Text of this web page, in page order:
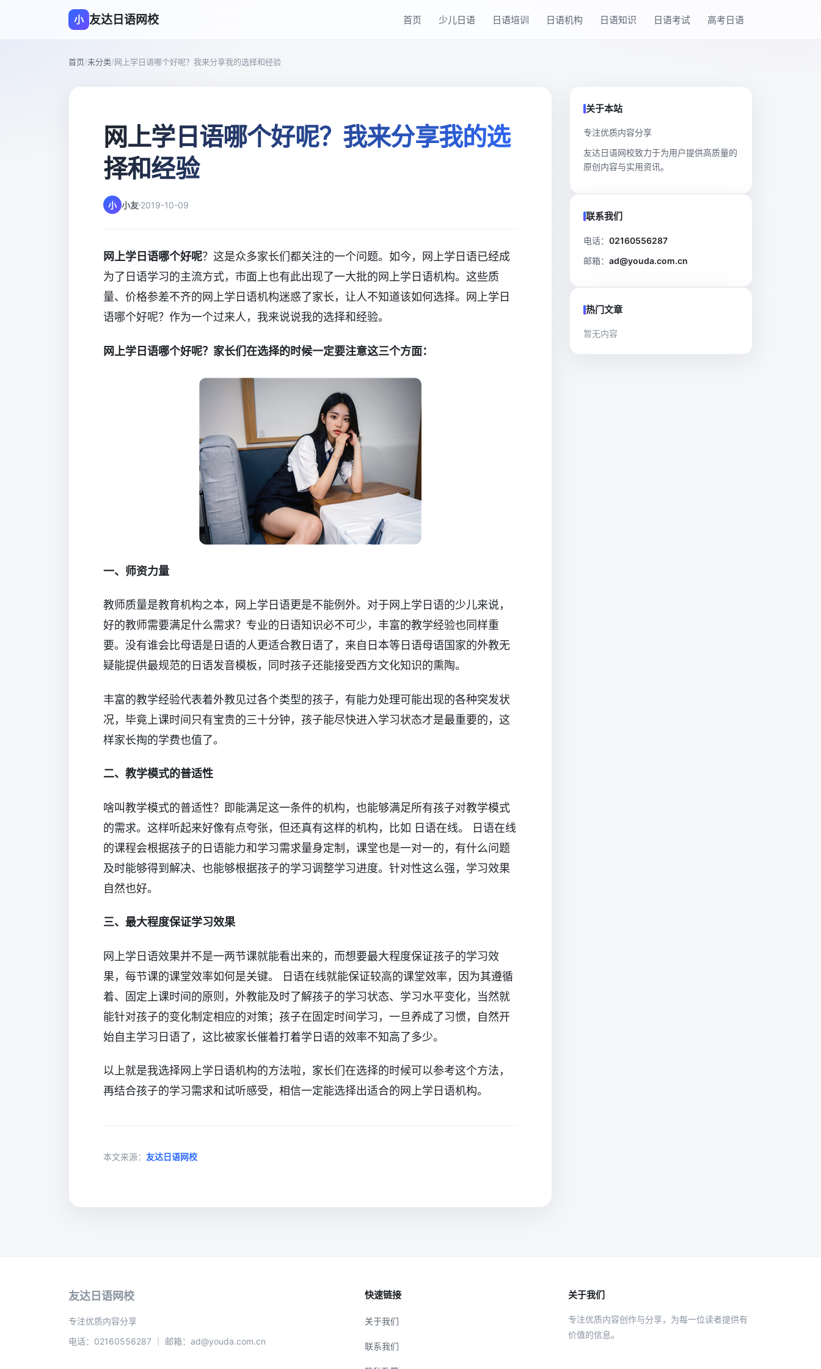
小 友达日语网校 首页 少儿日语 日语培训 日语机构 日语知识 日语考试 高考日语
首页/未分类/网上学日语哪个好呢？我来分享我的选择和经验
网上学日语哪个好呢？我来分享我的选
择和经验
小 小友 2019-10-09
网上学日语哪个好呢？这是众多家长们都关注的一个问题。如今，网上学日语已经成
为了日语学习的主流方式，市面上也有此出现了一大批的网上学日语机构。这些质
量、价格参差不齐的网上学日语机构迷惑了家长，让人不知道该如何选择。网上学日
语哪个好呢？作为一个过来人，我来说说我的选择和经验。
网上学日语哪个好呢？家长们在选择的时候一定要注意这三个方面：
一、师资力量
教师质量是教育机构之本，网上学日语更是不能例外。对于网上学日语的少儿来说，
好的教师需要满足什么需求？专业的日语知识必不可少，丰富的教学经验也同样重
要。没有谁会比母语是日语的人更适合教日语了，来自日本等日语母语国家的外教无
疑能提供最规范的日语发音模板，同时孩子还能接受西方文化知识的熏陶。
丰富的教学经验代表着外教见过各个类型的孩子，有能力处理可能出现的各种突发状
况，毕竟上课时间只有宝贵的三十分钟，孩子能尽快进入学习状态才是最重要的，这
样家长掏的学费也值了。
二、教学模式的普适性
啥叫教学模式的普适性？即能满足这一条件的机构，也能够满足所有孩子对教学模式
的需求。这样听起来好像有点夸张，但还真有这样的机构，比如 日语在线。 日语在线
的课程会根据孩子的日语能力和学习需求量身定制，课堂也是一对一的，有什么问题
及时能够得到解决、也能够根据孩子的学习调整学习进度。针对性这么强，学习效果
自然也好。
三、最大程度保证学习效果
网上学日语效果并不是一两节课就能看出来的，而想要最大程度保证孩子的学习效
果，每节课的课堂效率如何是关键。 日语在线就能保证较高的课堂效率，因为其遵循
着、固定上课时间的原则，外教能及时了解孩子的学习状态、学习水平变化，当然就
能针对孩子的变化制定相应的对策；孩子在固定时间学习，一旦养成了习惯，自然开
始自主学习日语了，这比被家长催着打着学日语的效率不知高了多少。
以上就是我选择网上学日语机构的方法啦，家长们在选择的时候可以参考这个方法，
再结合孩子的学习需求和试听感受，相信一定能选择出适合的网上学日语机构。
本文来源： 友达日语网校
关于本站
专注优质内容分享
友达日语网校致力于为用户提供高质量的
原创内容与实用资讯。
联系我们
电话： 02160556287
邮箱： ad@youda.com.cn
热门文章
暂无内容
友达日语网校
专注优质内容分享
电话：02160556287 ｜ 邮箱：ad@youda.com.cn
快速链接
关于我们
联系我们
关于我们
专注优质内容创作与分享，为每一位读者提供有
价值的信息。